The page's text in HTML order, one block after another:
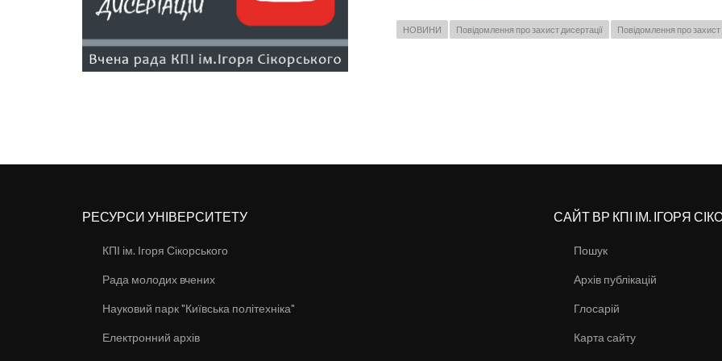
НОВИНИ Повідомлення про захист дисертації Повідомлення про
РЕСУРСИ УНІВЕРСИТЕТУ
КПІ ім. Ігоря Сікорського
Рада молодих вчених
Науковий парк "Київська політехніка"
Електронний архів
САЙТ ВР КПІ ІМ. ІГОРЯ
Пошук
Архів публікацій
Глосарій
Карта сайту